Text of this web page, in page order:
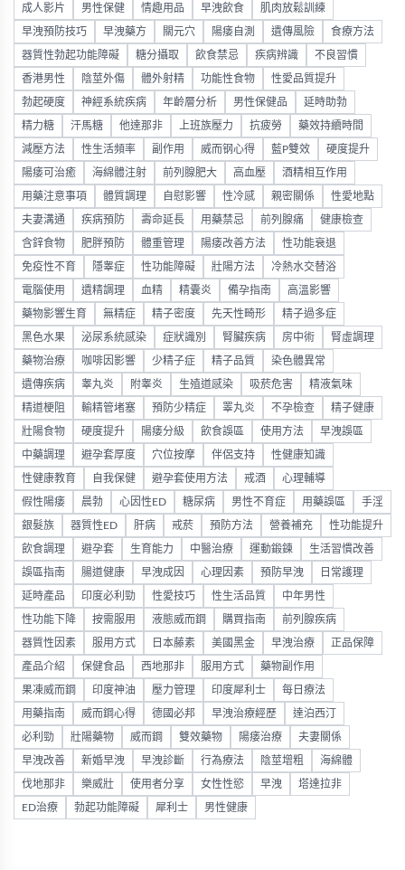
成人影片 男性保健 情趣用品 早洩飲食 肌肉放鬆訓練
早洩預防技巧 早洩藥方 關元穴 陽痿自測 遺傳風險 食療方法
器質性勃起功能障礙 糖分攝取 飲食禁忌 疾病辨識 不良習慣
香港男性 陰莖外傷 體外射精 功能性食物 性愛品質提升
勃起硬度 神經系統疾病 年齡層分析 男性保健品 延時助勃
精力糖 汗馬糖 他達那非 上班族壓力 抗疲勞 藥效持續時間
減壓方法 性生活頻率 副作用 威而钢心得 藍P雙效 硬度提升
陽痿可治癒 海綿體注射 前列腺肥大 高血壓 酒精相互作用
用藥注意事項 體質調理 自慰影響 性冷感 親密關係 性愛地點
夫妻溝通 疾病預防 壽命延長 用藥禁忌 前列腺痛 健康檢查
含鋅食物 肥胖預防 體重管理 陽痿改善方法 性功能衰退
免疫性不育 隱睾症 性功能障礙 壯陽方法 冷熱水交替浴
電腦使用 遺精調理 血精 精囊炎 備孕指南 高溫影響
藥物影響生育 無精症 精子密度 先天性畸形 精子過多症
黑色水果 泌尿系統感染 症狀識別 腎臟疾病 房中術 腎虛調理
藥物治療 咖啡因影響 少精子症 精子品質 染色體異常
遺傳疾病 睾丸炎 附睾炎 生殖道感染 吸菸危害 精液氣味
精道梗阻 輸精管堵塞 預防少精症 睪丸炎 不孕檢查 精子健康
壯陽食物 硬度提升 陽痿分級 飲食誤區 使用方法 早洩誤區
中藥調理 避孕套厚度 穴位按摩 伴侶支持 性健康知識
性健康教育 自我保健 避孕套使用方法 戒酒 心理輔導
假性陽痿 晨勃 心因性ED 糖尿病 男性不育症 用藥誤區 手淫
銀髮族 器質性ED 肝病 戒菸 預防方法 營養補充 性功能提升
飲食調理 避孕套 生育能力 中醫治療 運動鍛鍊 生活習慣改善
誤區指南 腸道健康 早洩成因 心理因素 預防早洩 日常護理
延時產品 印度必利勁 性愛技巧 性生活品質 中年男性
性功能下降 按需服用 液態威而鋼 購買指南 前列腺疾病
器質性因素 服用方式 日本藤素 美國黑金 早洩治療 正品保障
產品介紹 保健食品 西地那非 服用方式 藥物副作用
果凍威而鋼 印度神油 壓力管理 印度犀利士 每日療法
用藥指南 威而鋼心得 德國必邦 早洩治療經歷 達泊西汀
必利勁 壯陽藥物 威而鋼 雙效藥物 陽痿治療 夫妻關係
早洩改善 新婚早洩 早洩診斷 行為療法 陰莖增粗 海綿體
伐地那非 樂威壯 使用者分享 女性性慾 早洩 塔達拉非
ED治療 勃起功能障礙 犀利士 男性健康